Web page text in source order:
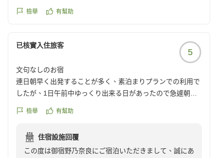
きます。奈良ならではの食材や郷土料理をお楽しみいた
最後になりますが、この度はご投稿いただきありがとう
ございました。
また奈良へお越しの際は、御宿野乃奈良へのご宿泊をご
検討いただければ幸いです。
小林
檢舉 有幫助
已核實入住旅客
5
文句なしのお宿
連日朝早く出発することが多く、素泊まりプランでの利用で
したが、1日午前中ゆっくり出来る日があったので急遽朝食
たが、海鮮丼はどうしても絶対食べたかったので、酢飯を小
熱々の茶碗蒸しや、アサリの味噌汁も美味しかったです。も
っと食べたかったけど、またの機会にとっておきます。
檢舉 有幫助
住宿設施回覆
この度は御宿野乃奈良にご宿泊いただきまして、誠にあ